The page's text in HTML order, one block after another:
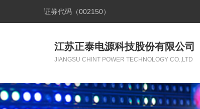
证券代码（002150）
江苏正泰电源科技股份有限公司
JIANGSU CHINT POWER TECHNOLOGY CO.,LTD